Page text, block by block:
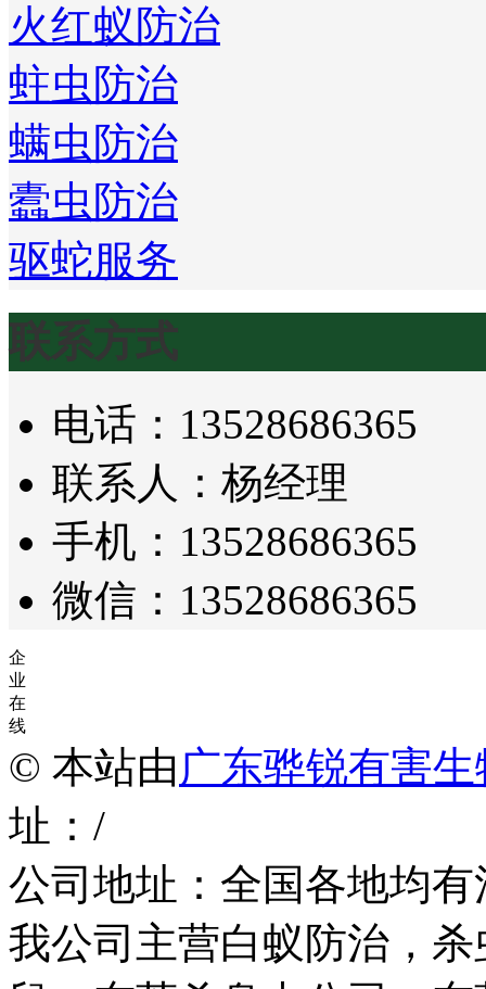
火红蚁防治
蛀虫防治
螨虫防治
蠹虫防治
驱蛇服务
联系方式
电话：13528686365
联系人：杨经理
手机：13528686365
微信：13528686365
企
业
在
线
© 本站由 广东骅锐有害
址：/
公司地址：全国各地均
我公司主营白蚁防治，